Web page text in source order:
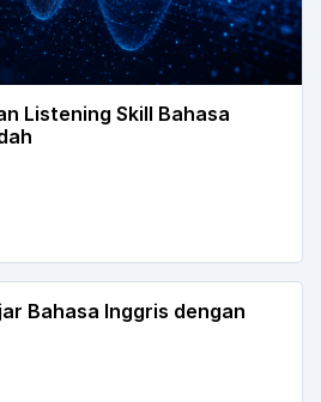
Listening Skill Bahasa
Bahasa Inggris dengan